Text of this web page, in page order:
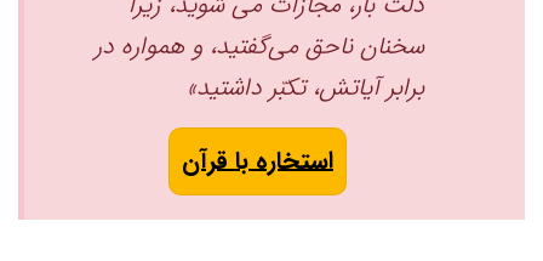
سخنان ناحق می‌گفتید، ‌و همواره در
برابر آیاتش، تکبّر داشتید» ‏
استخاره با قرآن